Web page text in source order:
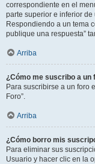
correspondiente en el
parte superior e inferior
Respondiendo a un tema
publique una respuesta”
Arriba
¿Cómo me suscribo a un
Para suscribirse a un foro
Foro”.
Arriba
¿Cómo borro mis
Para eliminar sus
Usuario y hacer clic en la